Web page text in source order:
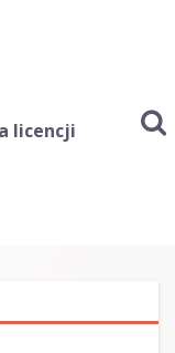
licencji